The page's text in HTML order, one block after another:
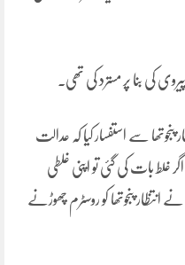
کی بنا پر مسترد کی تھی۔
سے استفسار کیا کہ عدالت
بات کی گئی تو اپنی غلطی
پنجوتھا کو روسٹرم چھوڑنے